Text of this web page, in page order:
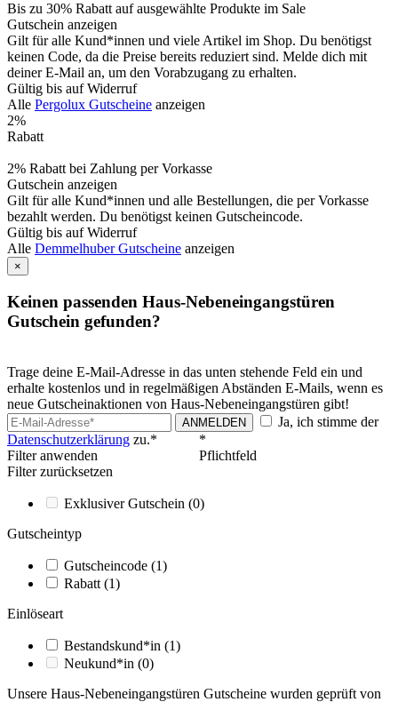
Bis zu 30% Rabatt auf ausgewählte Produkte im Sale
Gutschein anzeigen
Gilt für alle Kund*innen und viele Artikel im Shop. Du benötigst
keinen Code, da die Preise bereits reduziert sind. Melde dich mit
deiner E-Mail an, um den Vorabzugang zu erhalten.
Gültig bis auf Widerruf
Alle Pergolux Gutscheine anzeigen
2%
Rabatt
2% Rabatt bei Zahlung per Vorkasse
Gutschein anzeigen
Gilt für alle Kund*innen und alle Bestellungen, die per Vorkasse
bezahlt werden. Du benötigst keinen Gutscheincode.
Gültig bis auf Widerruf
Alle Demmelhuber Gutscheine anzeigen
×
Keinen passenden Haus-Nebeneingangstüren
Gutschein gefunden?
Trage deine E-Mail-Adresse in das unten stehende Feld ein und
erhalte kostenlos und in regelmäßigen Abständen E-Mails, wenn es
neue Gutscheinaktionen von Haus-Nebeneingangstüren gibt!
ANMELDEN
Ja, ich stimme der
Datenschutzerklärung zu.*
*
Pflichtfeld
Filter anwenden
Filter zurücksetzen
Exklusiver Gutschein (0)
Gutscheintyp
Gutscheincode (1)
Rabatt (1)
Einlöseart
Bestandskund*in (1)
Neukund*in (0)
Unsere Haus-Nebeneingangstüren Gutscheine wurden geprüft von